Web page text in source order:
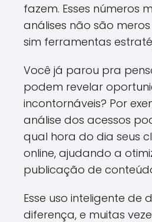
fazem. Esses números
análises não são
sim ferramentas
Você já parou pra
podem revelar
incontornáveis? Por
análise dos acessos
qual hora do dia seus
online, ajudando a
publicação de
Esse uso inteligente
diferença, e muitas